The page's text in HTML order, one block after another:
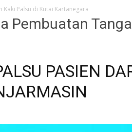
Kaki Palsu di Kutai Kartanegara
Pembuatan
PASIEN